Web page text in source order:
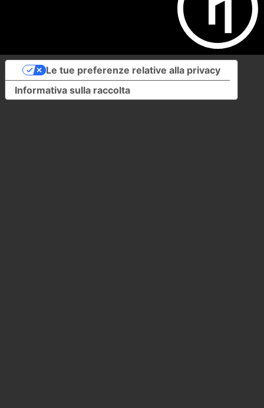
Informativa sulla raccolta
Le tue preferenze relative alla privacy